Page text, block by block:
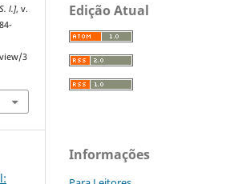
l.], v.
3
Edição Atual
Informações